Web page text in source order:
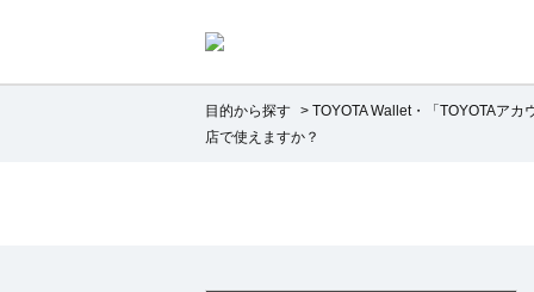
目的から探す > TOYOTA Wallet・「TOYOTAアカ
店で使えますか？